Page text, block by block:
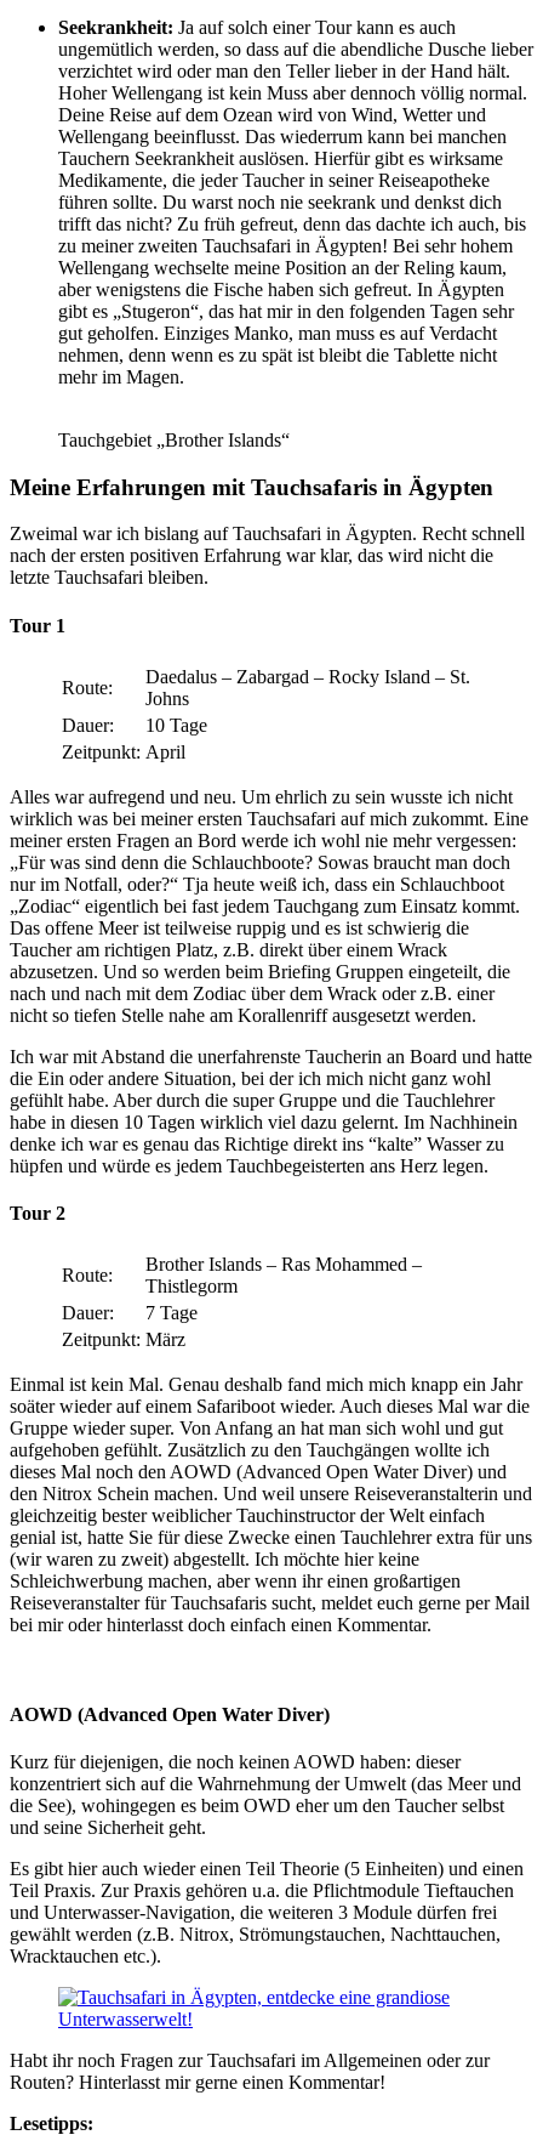
Seekrankheit: Ja auf solch einer Tour kann es auch
ungemütlich werden, so dass auf die abendliche Dusche lieber
verzichtet wird oder man den Teller lieber in der Hand hält.
Hoher Wellengang ist kein Muss aber dennoch völlig normal.
Deine Reise auf dem Ozean wird von Wind, Wetter und
Wellengang beeinflusst. Das wiederrum kann bei manchen
Tauchern Seekrankheit auslösen. Hierfür gibt es wirksame
Medikamente, die jeder Taucher in seiner Reiseapotheke
führen sollte. Du warst noch nie seekrank und denkst dich
trifft das nicht? Zu früh gefreut, denn das dachte ich auch, bis
zu meiner zweiten Tauchsafari in Ägypten! Bei sehr hohem
Wellengang wechselte meine Position an der Reling kaum,
aber wenigstens die Fische haben sich gefreut. In Ägypten
gibt es „Stugeron“, das hat mir in den folgenden Tagen sehr
gut geholfen. Einziges Manko, man muss es auf Verdacht
nehmen, denn wenn es zu spät ist bleibt die Tablette nicht
mehr im Magen.
Tauchgebiet „Brother Islands“
Meine Erfahrungen mit Tauchsafaris in Ägypten
Zweimal war ich bislang auf Tauchsafari in Ägypten. Recht schnell
nach der ersten positiven Erfahrung war klar, das wird nicht die
letzte Tauchsafari bleiben.
Tour 1
Route:
Daedalus – Zabargad – Rocky Island – St.
Johns
Dauer:
10 Tage
Zeitpunkt: April
Alles war aufregend und neu. Um ehrlich zu sein wusste ich nicht
wirklich was bei meiner ersten Tauchsafari auf mich zukommt. Eine
meiner ersten Fragen an Bord werde ich wohl nie mehr vergessen:
„Für was sind denn die Schlauchboote? Sowas braucht man doch
nur im Notfall, oder?“ Tja heute weiß ich, dass ein Schlauchboot
„Zodiac“ eigentlich bei fast jedem Tauchgang zum Einsatz kommt.
Das offene Meer ist teilweise ruppig und es ist schwierig die
Taucher am richtigen Platz, z.B. direkt über einem Wrack
abzusetzen. Und so werden beim Briefing Gruppen eingeteilt, die
nach und nach mit dem Zodiac über dem Wrack oder z.B. einer
nicht so tiefen Stelle nahe am Korallenriff ausgesetzt werden.
Ich war mit Abstand die unerfahrenste Taucherin an Board und hatte
die Ein oder andere Situation, bei der ich mich nicht ganz wohl
gefühlt habe. Aber durch die super Gruppe und die Tauchlehrer
habe in diesen 10 Tagen wirklich viel dazu gelernt. Im Nachhinein
denke ich war es genau das Richtige direkt ins “kalte” Wasser zu
hüpfen und würde es jedem Tauchbegeisterten ans Herz legen.
Tour 2
Route:
Brother Islands – Ras Mohammed –
Thistlegorm
Dauer:
7 Tage
Zeitpunkt: März
Einmal ist kein Mal. Genau deshalb fand mich mich knapp ein Jahr
soäter wieder auf einem Safariboot wieder. Auch dieses Mal war die
Gruppe wieder super. Von Anfang an hat man sich wohl und gut
aufgehoben gefühlt. Zusätzlich zu den Tauchgängen wollte ich
dieses Mal noch den AOWD (Advanced Open Water Diver) und
den Nitrox Schein machen. Und weil unsere Reiseveranstalterin und
gleichzeitig bester weiblicher Tauchinstructor der Welt einfach
genial ist, hatte Sie für diese Zwecke einen Tauchlehrer extra für uns
(wir waren zu zweit) abgestellt. Ich möchte hier keine
Schleichwerbung machen, aber wenn ihr einen großartigen
Reiseveranstalter für Tauchsafaris sucht, meldet euch gerne per Mail
bei mir oder hinterlasst doch einfach einen Kommentar.
AOWD (Advanced Open Water Diver)
Kurz für diejenigen, die noch keinen AOWD haben: dieser
konzentriert sich auf die Wahrnehmung der Umwelt (das Meer und
die See), wohingegen es beim OWD eher um den Taucher selbst
und seine Sicherheit geht.
Es gibt hier auch wieder einen Teil Theorie (5 Einheiten) und einen
Teil Praxis. Zur Praxis gehören u.a. die Pflichtmodule Tieftauchen
und Unterwasser-Navigation, die weiteren 3 Module dürfen frei
gewählt werden (z.B. Nitrox, Strömungstauchen, Nachttauchen,
Wracktauchen etc.).
Habt ihr noch Fragen zur Tauchsafari im Allgemeinen oder zur
Routen? Hinterlasst mir gerne einen Kommentar!
Lesetipps: